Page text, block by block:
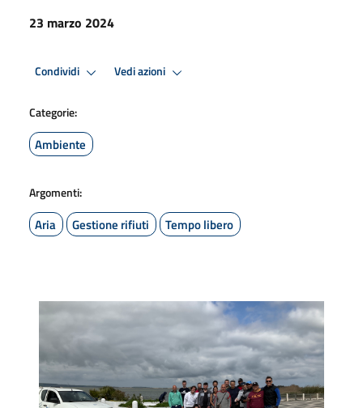
23 marzo 2024
Condividi Vedi azioni
Categorie:
Ambiente
Argomenti:
Aria Gestione rifiuti Tempo libero